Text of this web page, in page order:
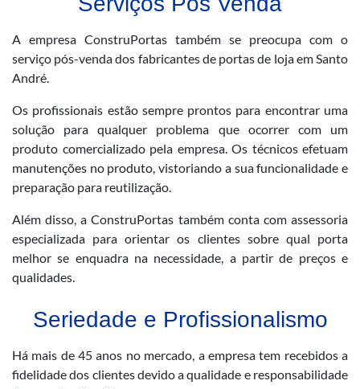
A empresa ConstruPortas também se preocupa com o
serviço pós-venda dos fabricantes de portas de loja em Santo
André.
Os profissionais estão sempre prontos para encontrar uma
solução para qualquer problema que ocorrer com um
produto comercializado pela empresa. Os técnicos efetuam
manutenções no produto, vistoriando a sua funcionalidade e
preparação para reutilização.
Além disso, a ConstruPortas também conta com assessoria
especializada para orientar os clientes sobre qual porta
melhor se enquadra na necessidade, a partir de preços e
qualidades.
Seriedade e Profissionalismo
Há mais de 45 anos no mercado, a empresa tem recebidos a
fidelidade dos clientes devido a qualidade e responsabilidade